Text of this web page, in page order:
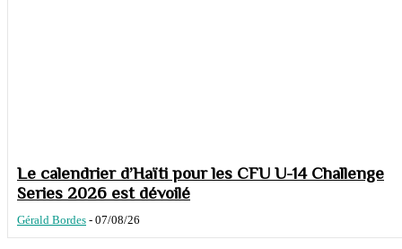
Le calendrier d’Haïti pour les CFU U-14 Challenge
Series 2026 est dévoilé
Gérald Bordes - 07/08/26